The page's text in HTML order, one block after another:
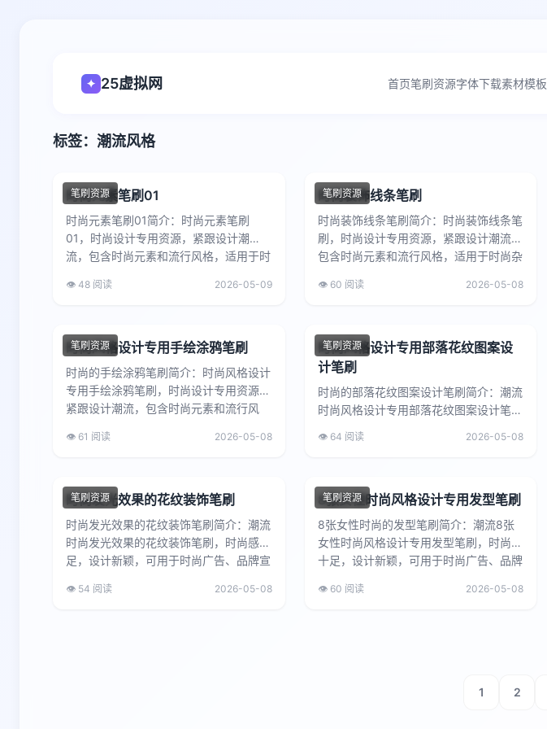
✦ 25虚拟网 首页笔刷资源字体下载素材模板
标签：潮流风格
笔刷资源
时尚元素笔刷01
时尚元素笔刷01简介：时尚元素笔刷
01，时尚设计专用资源，紧跟设计潮
流，包含时尚元素和流行风格，适用于时
👁️ 48 阅读 2026-05-09
笔刷资源
时尚装饰线条笔刷
时尚装饰线条笔刷简介：时尚装饰线条笔
刷，时尚设计专用资源，紧跟设计潮流，
包含时尚元素和流行风格，适用于时尚杂
👁️ 60 阅读 2026-05-08
笔刷资源
时尚风格设计专用手绘涂鸦笔刷
时尚的手绘涂鸦笔刷简介：时尚风格设计
专用手绘涂鸦笔刷，时尚设计专用资源，
紧跟设计潮流，包含时尚元素和流行风
👁️ 61 阅读 2026-05-08
笔刷资源
时尚风格设计专用部落花纹图案设
计笔刷
时尚的部落花纹图案设计笔刷简介：潮流
时尚风格设计专用部落花纹图案设计笔
广告、品牌宣传、时尚产品包装...
👁️ 64 阅读 2026-05-08
笔刷资源
时尚发光效果的花纹装饰笔刷
时尚发光效果的花纹装饰笔刷简介：潮流
时尚发光效果的花纹装饰笔刷，时尚感十
足，设计新颖，可用于时尚广告、品牌宣
👁️ 54 阅读 2026-05-08
笔刷资源
8张女性时尚风格设计专用发型笔刷
8张女性时尚的发型笔刷简介：潮流8张
女性时尚风格设计专用发型笔刷，时尚感
十足，设计新颖，可用于时尚广告、品牌
👁️ 60 阅读 2026-05-08
1 2